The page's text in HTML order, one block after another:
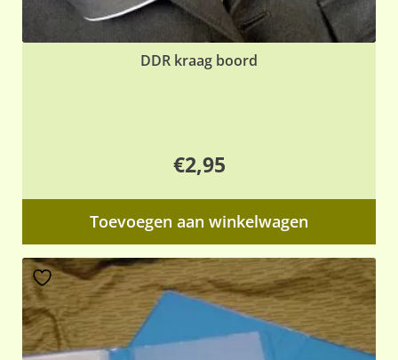
DDR kraag boord
€2,95
Toevoegen aan winkelwagen